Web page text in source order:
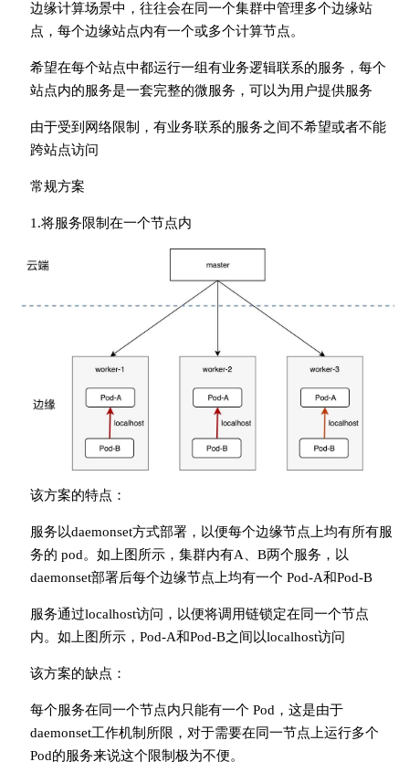
边缘计算场景中，往往会在同一个集群中管理多个边缘站
点，每个边缘站点内有一个或多个计算节点。
希望在每个站点中都运行一组有业务逻辑联系的服务，每个
站点内的服务是一套完整的微服务，可以为用户提供服务
由于受到网络限制，有业务联系的服务之间不希望或者不能
跨站点访问
常规方案
1.将服务限制在一个节点内
该方案的特点：
服务以daemonset方式部署，以便每个边缘节点上均有所有服
务的 pod。如上图所示，集群内有A、B两个服务，以
daemonset部署后每个边缘节点上均有一个 Pod-A和Pod-B
服务通过localhost访问，以便将调用链锁定在同一个节点
内。如上图所示，Pod-A和Pod-B之间以localhost访问
该方案的缺点：
每个服务在同一个节点内只能有一个 Pod，这是由于
daemonset工作机制所限，对于需要在同一节点上运行多个
Pod的服务来说这个限制极为不便。